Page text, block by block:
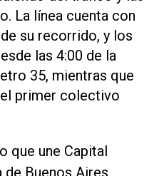
La línea cuenta con
su recorrido, y los
las 4:00 de la
35, mientras que
primer colectivo